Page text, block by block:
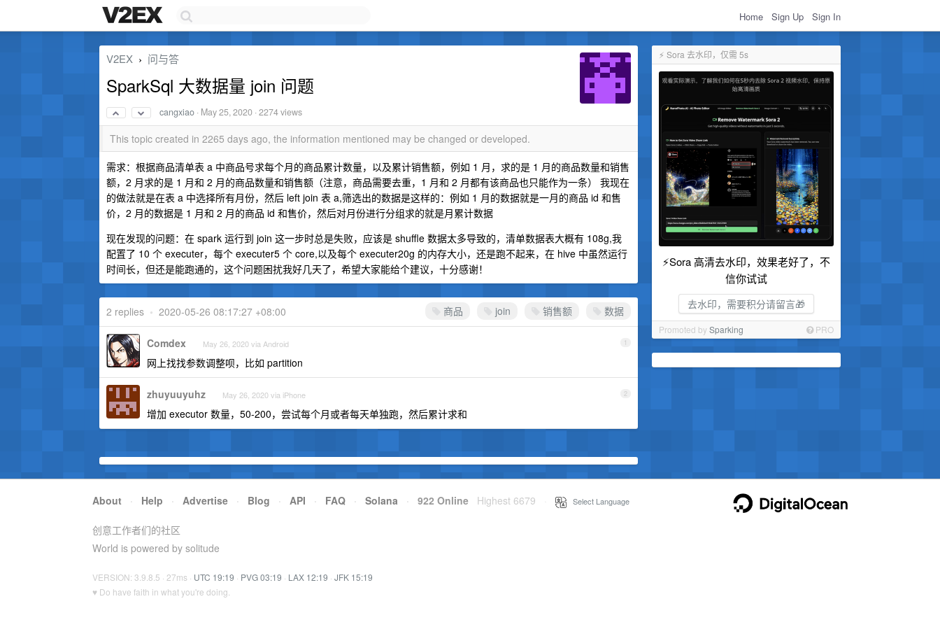
Home Sign Up Sign In
⚡ Sora 去水印，仅需 5s
⚡Sora 高清去水印，效果老好了，不
信你试试
去水印，需要积分请留言🎁
Promoted bySparking PRO
V2EX › 问与答
SparkSql 大数据量 join 问题
cangxiao · May 25, 2020 · 2274 views
This topic created in 2265 days ago, the information mentioned may be changed or developed.
需求：根据商品清单表 a 中商品号求每个月的商品累计数量，以及累计销售额，例如 1 月，求的是 1 月的商品数量和销售
额，2 月求的是 1 月和 2 月的商品数量和销售额（注意，商品需要去重，1 月和 2 月都有该商品也只能作为一条） 我现在
的做法就是在表 a 中选择所有月份，然后 left join 表 a,筛选出的数据是这样的：例如 1 月的数据就是一月的商品 id 和售
价，2 月的数据是 1 月和 2 月的商品 id 和售价，然后对月份进行分组求的就是月累计数据
现在发现的问题：在 spark 运行到 join 这一步时总是失败，应该是 shuffle 数据太多导致的，清单数据表大概有 108g,我
配置了 10 个 executer，每个 executer5 个 core,以及每个 executer20g 的内存大小，还是跑不起来，在 hive 中虽然运行
时间长，但还是能跑通的，这个问题困扰我好几天了，希望大家能给个建议，十分感谢！
商品 join 销售额 数据
2 replies • 2020-05-26 08:17:27 +08:00
1
Comdex May 26, 2020 via Android
网上找找参数调整呗，比如 partition
2
zhuyuuyuhz May 26, 2020 via iPhone
增加 executor 数量，50-200，尝试每个月或者每天单独跑，然后累计求和
About · Help · Advertise · Blog · API · FAQ · Solana · 922 Online Highest 6679 Select Language
创意工作者们的社区
World is powered by solitude
VERSION: 3.9.8.5 · 27ms · UTC 19:19 · PVG 03:19 · LAX 12:19 · JFK 15:19
♥ Do have faith in what you're doing.